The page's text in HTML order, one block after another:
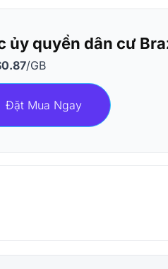
ủy quyền dân cư
/GB
Đặt Mua Ngay